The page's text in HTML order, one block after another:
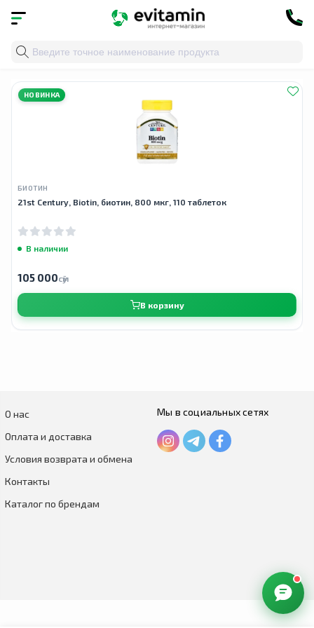
Главная » биотин для ногтей
НОВИНКА
БИОТИН
21st Century, Biotin, биотин, 800 мкг, 110 таблеток
В наличии
105 000сӯм
В корзину
О нас
Оплата и доставка
Условия возврата и обмена
Контакты
Каталог по брендам
Мы в социальных сетях